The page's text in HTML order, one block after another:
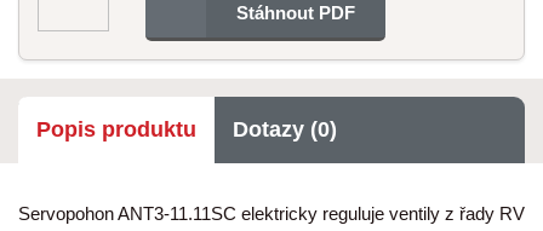
Stáhnout PDF
Popis produktu Dotazy (0)
Servopohon ANT3-11.11SC elektricky reguluje ventily z řady RV